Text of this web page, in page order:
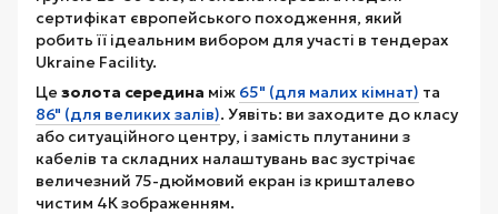
сертифікат європейського походження, який
робить її ідеальним вибором для участі в тендерах
Ukraine Facility.
Це золота середина між 65" (для малих кімнат) та
86" (для великих залів). Уявіть: ви заходите до класу
або ситуаційного центру, і замість плутанини з
кабелів та складних налаштувань вас зустрічає
величезний 75-дюймовий екран із кришталево
чистим 4К зображенням.